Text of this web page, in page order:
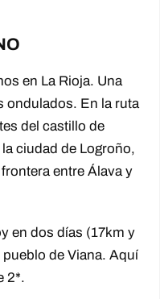
en La Rioja. Una
ondulados. En la ruta
del castillo de
ciudad de Logroño,
entre Álava y
en dos días (17km y
de Viana. Aquí
2*.